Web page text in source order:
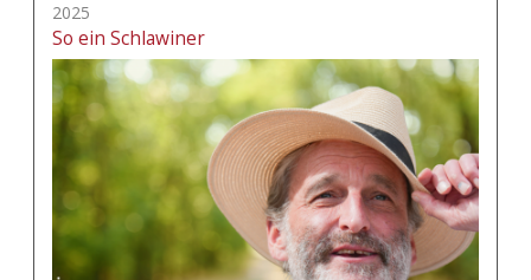
2025
So ein Schlawiner